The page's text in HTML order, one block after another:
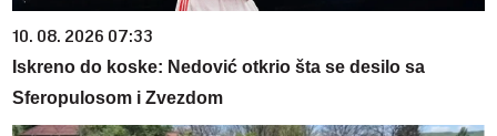
10. 08. 2026 07:33
Iskreno do koske: Nedović otkrio šta se desilo sa
Sferopulosom i Zvezdom